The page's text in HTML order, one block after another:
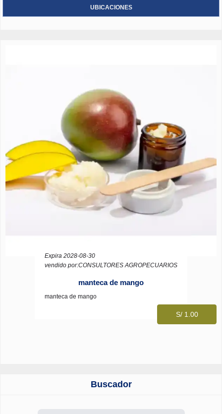
UBICACIONES
Expira 2028-08-30
vendido por:CONSULTORES AGROPECUARIOS
manteca de mango
manteca de mango
S/ 1.00
Buscador